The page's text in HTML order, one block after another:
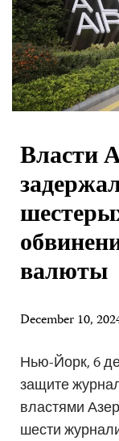
Власти
валюты
December 10,
Нью-Йорк, 6
защите
властями
шести